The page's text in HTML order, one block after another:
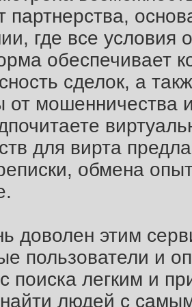
партнерства,
где все условия
обеспечивает
сделок, а
от мошенничества
для вирта
обмена
доволен этим
пользователи и
поиска легким и
людей с